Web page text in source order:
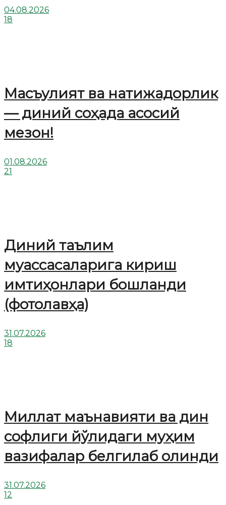
04.08.2026
18
Масъулият ва натижадорлик
— диний соҳада асосий
мезон!
01.08.2026
21
Диний таълим
муассасаларига кириш
имтиҳонлари бошланди
(фотолавҳа)
31.07.2026
18
Миллат маънавияти ва дин
софлиги йўлидаги муҳим
вазифалар белгилаб олинди
31.07.2026
12